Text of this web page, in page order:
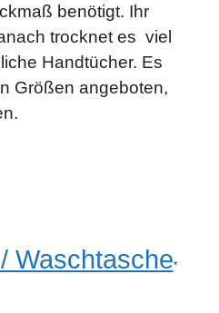
benötigt. Ihr
trocknet es viel
Handtücher. Es
Größen angeboten,
Waschtasche*